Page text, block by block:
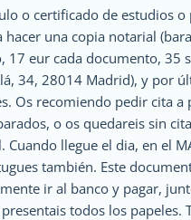
o certificado de estudios
hacer una copia notarial
17 eur cada documento, 35
34, 28014 Madrid), y por
Os recomiendo pedir cita
o os quedareis sin
Cuando llegue el dia, en el
también. Este
ir al banco y pagar,
todos los papeles.